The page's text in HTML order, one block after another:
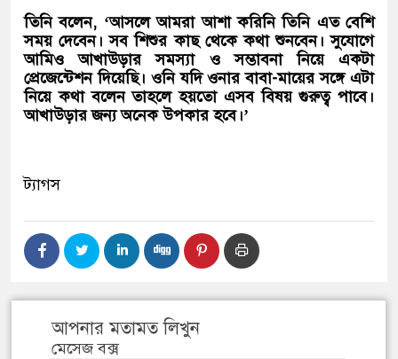
তিনি বলেন, ‘আসলে আমরা আশা করিনি তিনি এত বেশি
সময় দেবেন। সব শিশুর কাছ থেকে কথা শুনবেন। সুযোগে
আমিও আখাউড়ার সমস্যা ও সম্ভাবনা নিয়ে একটা
প্রেজেন্টেশন দিয়েছি। ওনি যদি ওনার বাবা-মায়ের সঙ্গে এটা
নিয়ে কথা বলেন তাহলে হয়তো এসব বিষয় গুরুত্ব পাবে।
আখাউড়ার জন্য অনেক উপকার হবে।’
ট্যাগস
আপনার মতামত লিখুন
মেসেজ বক্স